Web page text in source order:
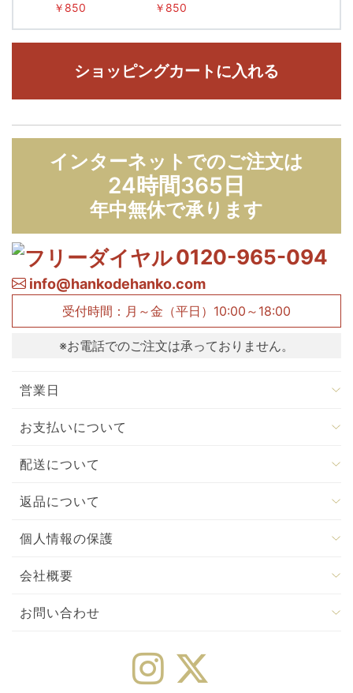
￥850
￥850
ショッピングカートに入れる
インターネットでのご注文は
24時間365日
年中無休で承ります
0120-965-094
info@hankodehanko.com
受付時間：月～金（平日）10:00～18:00
※お電話でのご注文は承っておりません。
営業日
お支払いについて
配送について
返品について
個人情報の保護
会社概要
お問い合わせ